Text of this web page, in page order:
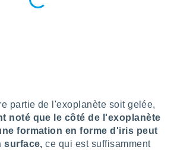
partie de l'exoplanète soit gelée,
noté que le côté de l'exoplanète
formation en forme d'iris peut
surface,ce qui est suffisamment